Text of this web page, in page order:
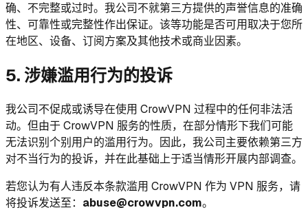
确、不完整或过时。我公司不就第三方提供的声誉信息的准确
性、可靠性或完整性作出保证。该等功能是否可用取决于您所
在地区、设备、订阅方案及其他技术或商业因素。
5. 涉嫌滥用行为的投诉
我公司不促成或诱导在使用 CrowVPN 过程中的任何非法活
动。但由于 CrowVPN 服务的性质，在部分情形下我们可能
无法识别个别用户的滥用行为。因此，我公司主要依赖第三方
对不当行为的投诉，并在此基础上于适当情形开展内部调查。
若您认为有人违反本条款滥用 CrowVPN 作为 VPN 服务，请
将投诉发送至： abuse@crowvpn.com。